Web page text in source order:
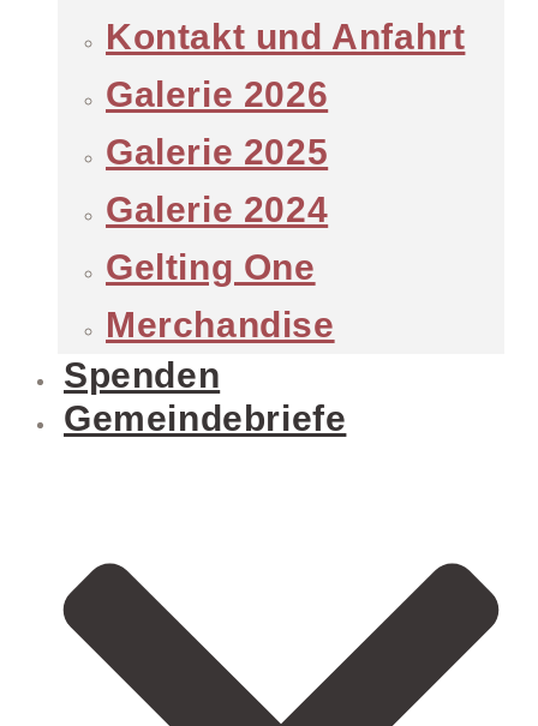
Kontakt und Anfahrt
Galerie 2026
Galerie 2025
Galerie 2024
Gelting One
Merchandise
Spenden
Gemeindebriefe